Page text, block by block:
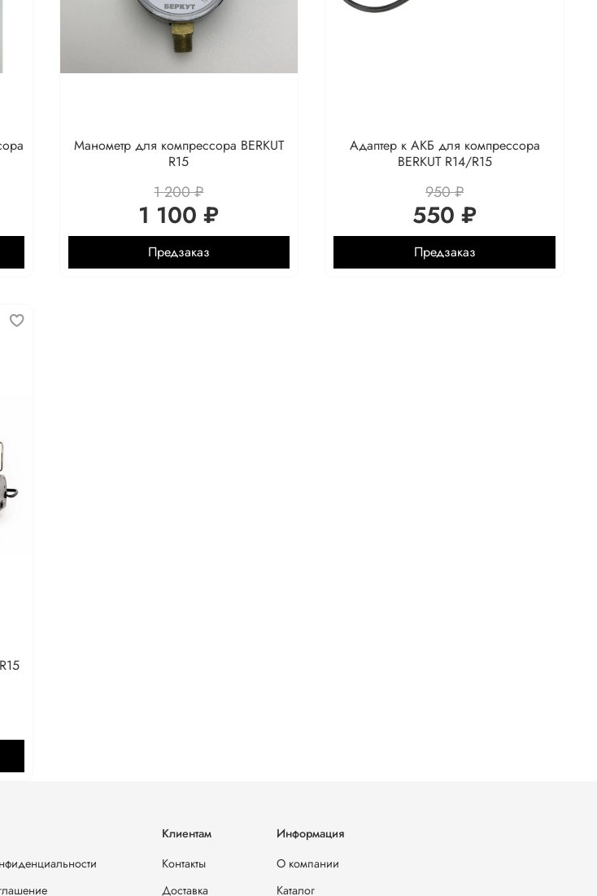
Манометр для компрессора BERKUT
R15
1 200 ₽
1 100 ₽
Предзаказ
Адаптер к АКБ для компрессора
BERKUT R14/R15
950 ₽
550 ₽
Предзаказ
Клиентам
Контакты
Доставка
Информация
О компании
Каталог